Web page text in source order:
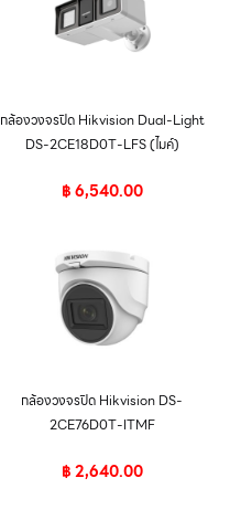
กล้องวงจรปิด Hikvision Dual-Light
DS-2CE18D0T-LFS (ไมค์)
฿6,540.00
กล้องวงจรปิด Hikvision DS-
2CE76D0T-ITMF
฿2,640.00